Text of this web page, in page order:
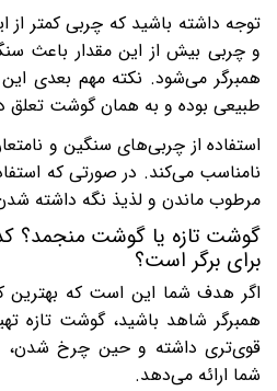
توجه داشته باشید که چربی کمتر
و چربی بیش از این مقدار باعث
همبرگر می‌شود. نکته مهم بعدی
طبیعی بوده و به همان گوشت تعلق
استفاده از چربی‌های سنگین و
نامناسب می‌کند. در صورتی که
مرطوب ماندن و لذیذ نگه داشته
گوشت تازه یا گوشت منجمد؟
برای برگر است؟
اگر هدف شما این است که بهترین
همبرگر شاهد باشید، گوشت تازه
قوی‌تری داشته و حین چرخ شدن،
شما ارائه می‌دهد.